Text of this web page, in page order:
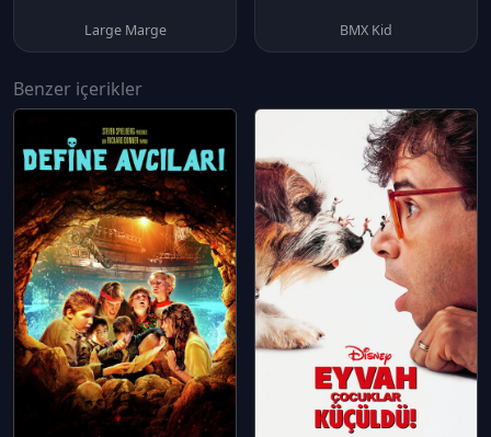
Large Marge BMX Kid
Benzer içerikler